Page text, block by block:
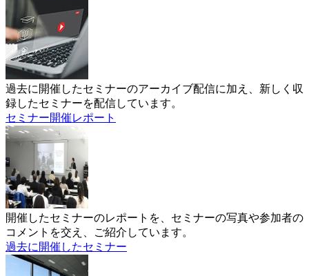
過去に開催したセミナーのアーカイブ配信に加え、新しく収
録したセミナーを配信しています。
セミナー開催レポート
開催したセミナーのレポートを、セミナーの写真や参加者の
コメントを交え、ご紹介しています。
過去に開催したセミナー